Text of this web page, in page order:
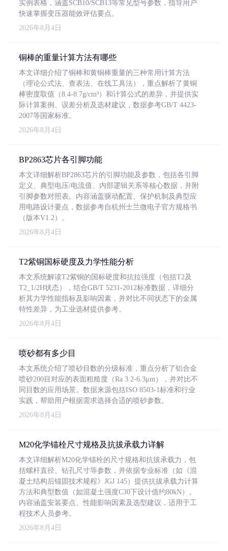
实例表格，涵盖SCB10/SCB13等常见型号参数，指导用户
快速掌握变压器能效评估要点。
2026年8月4日
铜棒的重量计算方法有哪些
本文详细介绍了铜棒和黄铜棒重量的三种常用计算方法
（理论公式法、查表法、在线工具法），重点解析了黄铜
棒密度取值（8.4-8.7g/cm³）和计算公式的差异，并提供实
际计算案例、误差分析及选材建议，数据参考GB/T 4423-
2007等国家标准。
2026年8月4日
BP2863芯片各引脚功能
本文详细解析BP2863芯片的引脚功能及参数，包括各引脚
定义、典型电压/电流值、内部逻辑关系等核心数据，并附
引脚参数对照表。内容涵盖驱动配置、保护机制及典型应
用电路设计要点，数据参考自杭州士兰微电子官方规格书
（版本V1.2）。
2026年8月4日
T2紫铜国标硬度及力学性能分析
本文系统解读T2紫铜的国标硬度和抗拉强度（包括T2及
T2_1/2H状态），结合GB/T 5231-2012标准数据，详细分
析其力学性能指标及影响因素，并对比不同状态下的金属
特性差异，为工业选材提供参考。
2026年8月4日
喷砂都有多少目
本文系统介绍了喷砂目数的分级标准，重点分析了铝合金
喷砂200目对应的表面粗糙度（Ra 3.2-6.3μm），并对比不
同目数的应用场景。数据来源包括ISO 8503-1标准和行业
实践，帮助用户根据需求选择合适的喷砂参数。
2026年8月4日
M20化学锚栓尺寸规格及抗拔承载力详解
本文详细解析M20化学锚栓的尺寸规格和抗拔承载力，包
括螺杆直径、钻孔尺寸等参数，并依据专业标准（如《混
凝土结构后锚固技术规程》JGJ 145）提供抗拔承载力计算
方法和典型数值（如混凝土强度C30下设计值约80kN）。
内容涵盖安装要点、性能影响因素及选型建议，适用于工
程技术人员参考。
2026年8月4日